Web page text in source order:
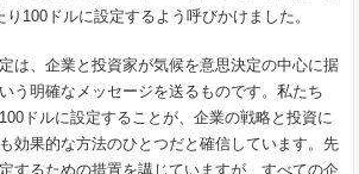
100ドルに設定するよう呼びかけました。
は、企業と投資家が気候を意思決定の中心に据
う明確なメッセージを送るものです。私たち
ドルに設定することが、企業の戦略と投資に
効果的な方法のひとつだと確信しています。先
するための措置を講じていますが、すべての企